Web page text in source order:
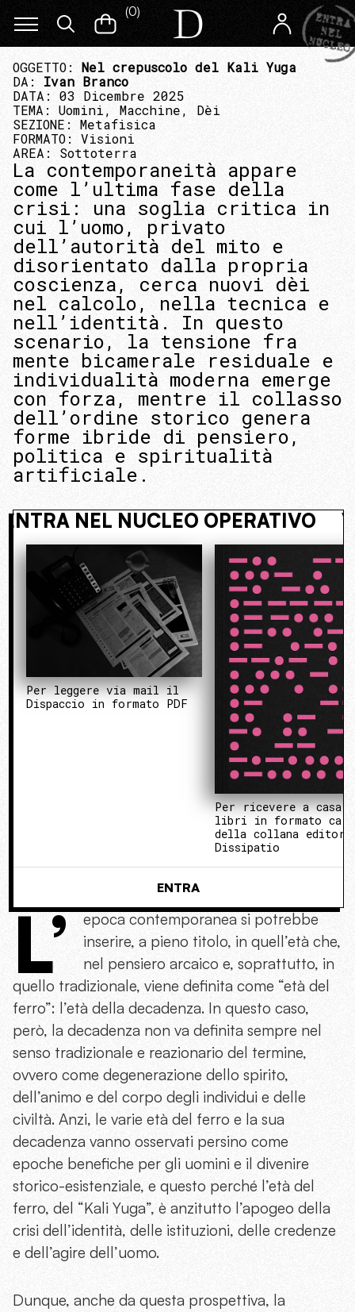
(0)
OGGETTO: Nel crepuscolo del Kali Yuga
DA: Ivan Branco
DATA: 03 Dicembre 2025
TEMA: Uomini, Macchine, Dèi
SEZIONE: Metafisica
FORMATO: Visioni
AREA: Sottoterra
La contemporaneità appare
come l’ultima fase della
crisi: una soglia critica in
cui l’uomo, privato
dell’autorità del mito e
disorientato dalla propria
coscienza, cerca nuovi dèi
nel calcolo, nella tecnica e
nell’identità. In questo
scenario, la tensione fra
mente bicamerale residuale e
individualità moderna emerge
con forza, mentre il collasso
dell’ordine storico genera
forme ibride di pensiero,
politica e spiritualità
artificiale.
ENTRA NEL NUCLEO
Per leggere via mail il
Dispaccio in formato PDF
Per ricevere a casa i
libri in formato
della collana
Dissipatio
ENTRA
L’
epoca contemporanea si potrebbe
inserire, a pieno titolo, in quell’età che,
nel pensiero arcaico e, soprattutto, in
quello tradizionale, viene definita come “età del
ferro”: l’età della decadenza. In questo caso,
però, la decadenza non va definita sempre nel
senso tradizionale e reazionario del termine,
ovvero come degenerazione dello spirito,
dell’animo e del corpo degli individui e delle
civiltà. Anzi, le varie età del ferro e la sua
decadenza vanno osservati persino come
epoche benefiche per gli uomini e il divenire
storico-esistenziale, e questo perché l’età del
ferro, del “Kali Yuga”, è anzitutto l’apogeo della
crisi dell’identità, delle istituzioni, delle credenze
e dell’agire dell’uomo.
Dunque, anche da questa prospettiva, la